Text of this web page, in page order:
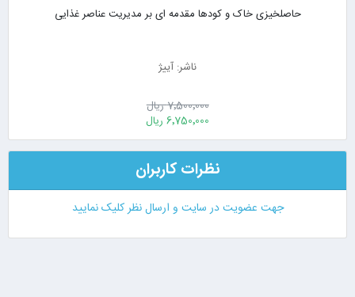
حاصلخیزی خاک و کودها مقدمه ای بر مدیریت عناصر غذایی
ناشر: آییژ
7٬500٬000 ریال
6٬750٬000 ریال
نظرات کاربران
جهت عضویت در سایت و ارسال نظر کلیک نمایید